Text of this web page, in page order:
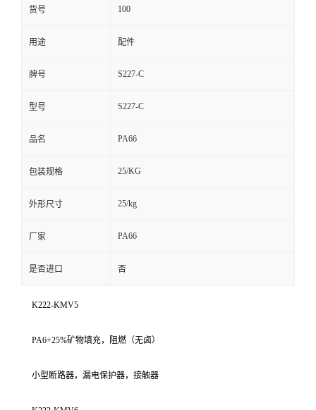
货号 100
用途 配件
牌号 S227-C
型号 S227-C
品名 PA66
包装规格 25/KG
外形尺寸 25/kg
厂家 PA66
是否进口 否
K222-KMV5
PA6+25%矿物填充，阻燃（无卤）
小型断路器，漏电保护器，接触器